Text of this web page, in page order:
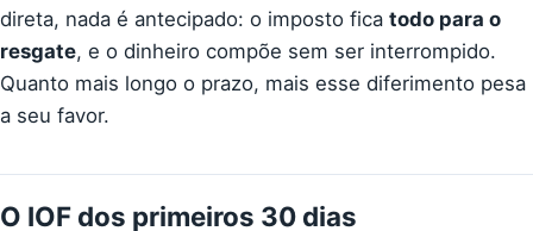
direta, nada é antecipado: o imposto fica todo para o
resgate, e o dinheiro compõe sem ser interrompido.
Quanto mais longo o prazo, mais esse diferimento pesa
a seu favor.
O IOF dos primeiros 30 dias